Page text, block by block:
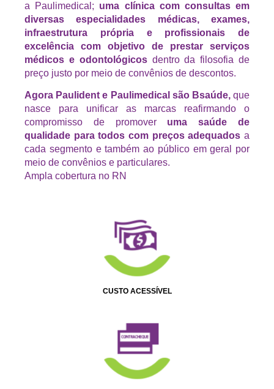
a Paulimedical; uma clínica com consultas em
diversas especialidades médicas, exames,
infraestrutura própria e profissionais de
excelência com objetivo de prestar serviços
médicos e odontológicosdentro da filosofia de
preço justo por meio de convênios de descontos.
Agora Paulident e Paulimedical são Bsaúde,que
nasce para unificar as marcas reafirmando o
compromisso de promover uma saúde de
qualidade para todos com preços adequados a
cada segmento e também ao público em geral por
meio de convênios e particulares.
Ampla cobertura no RN
CUSTO ACESSÍVEL